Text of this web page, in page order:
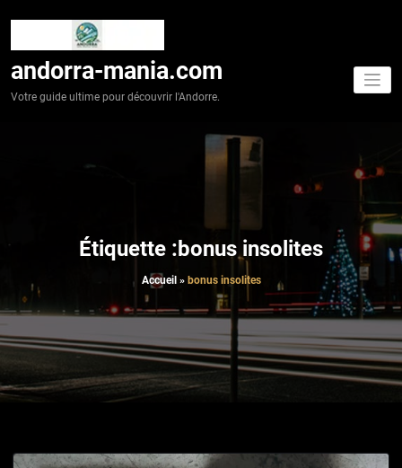
andorra-mania.com
Votre guide ultime pour découvrir l'Andorre.
Étiquette :bonus insolites
Accueil » bonus insolites